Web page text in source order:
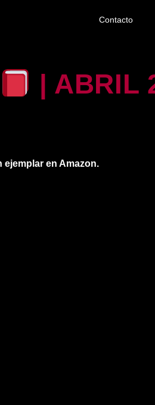
Contacto
| ABRIL
ejemplar en Amazon.